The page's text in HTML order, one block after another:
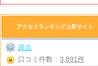
アクセスランキング上昇サイト
原点
口コミ件数： 3,891件